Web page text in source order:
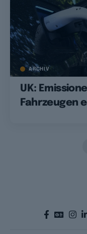
ARCHIV
UK:
Fahrzeugen